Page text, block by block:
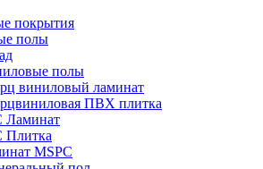
покрытия
полы
полы
виниловый ламинат
ПВХ плитка
Ламинат
Плитка
MSPC